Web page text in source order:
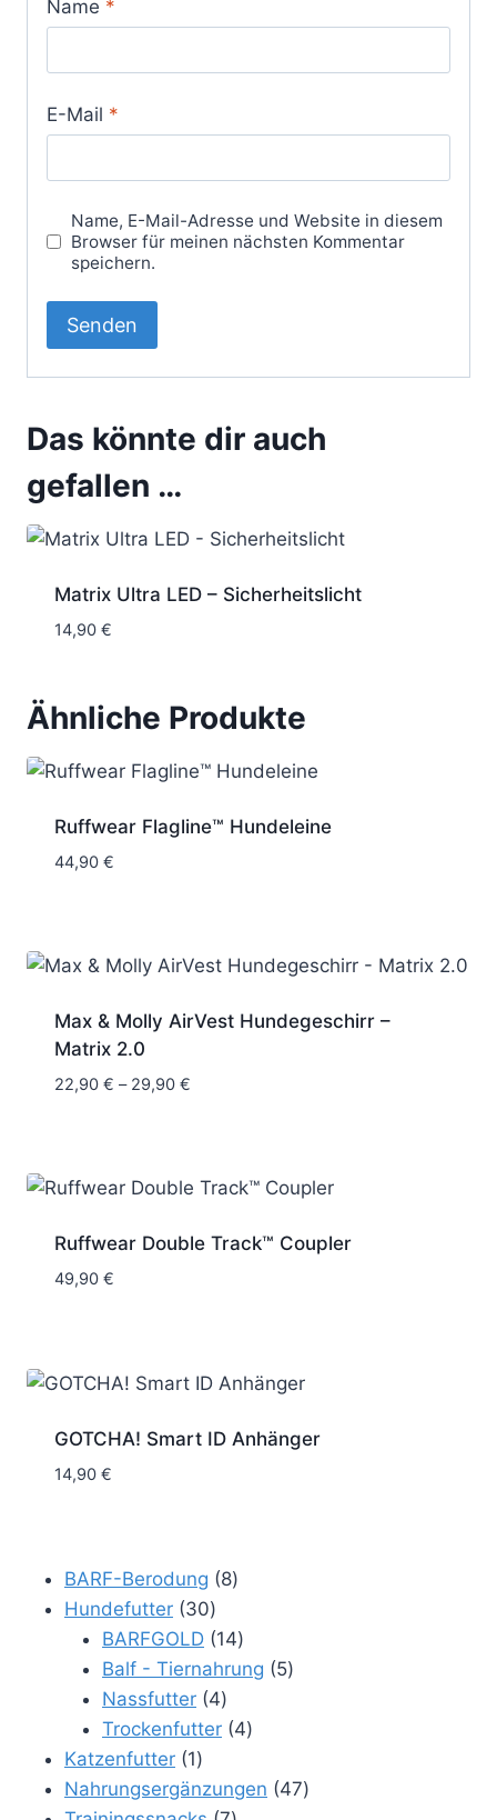
Name *
E-Mail *
Name, E-Mail-Adresse und Website in diesem
Browser für meinen nächsten Kommentar
speichern.
Das könnte dir auch
gefallen …
Matrix Ultra LED – Sicherheitslicht
14,90 €
Ähnliche Produkte
Ruffwear Flagline™ Hundeleine
44,90 €
Max & Molly AirVest Hundegeschirr –
Matrix 2.0
22,90 € – 29,90 €Preisspanne:
Ruffwear Double Track™ Coupler
49,90 €
GOTCHA! Smart ID Anhänger
14,90 €
BARF-Berodung 88
Hundefutter 3030
Produkte
BARFGOLD 1414
Produkte
Balf - Tiernahrung 55
Nassfutter 44
Produkte
Trockenfutter 44
Katzenfutter 11
Produkt
Nahrungsergänzungen 4747